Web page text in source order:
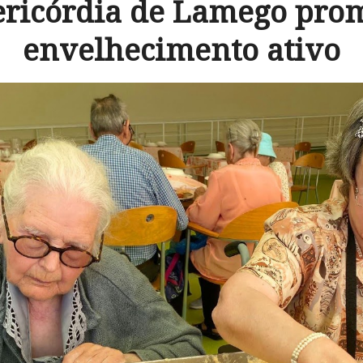
de Lamego
envelhecimento ativo